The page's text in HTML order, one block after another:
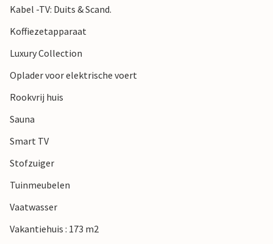
plaatsen charmante, heuvelachtige landschappen en
prachtige uitzichten. Of breng een ontspannen dag door in
Jylland kunt bewonderen of de voormalige moutfabriek
"Maltfabrikken" met zijn vele culturele en culinaire aanbod
Opmerking: Er is een oplaadpunt voor elektrische auto's
Kabel -TV: Duits & Scand.
Koffiezetapparaat
Luxury Collection
Oplader voor elektrische voert
Rookvrij huis
Sauna
Smart TV
Stofzuiger
Tuinmeubelen
Vaatwasser
Vakantiehuis : 173 m2